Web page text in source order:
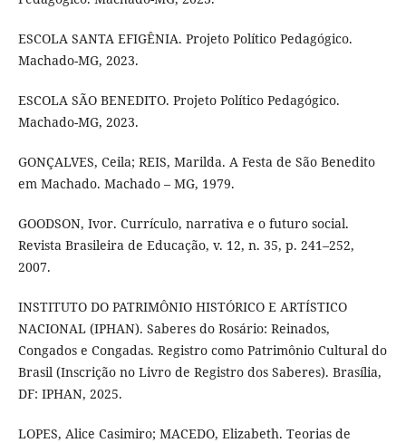
ESCOLA SANTA EFIGÊNIA. Projeto Político Pedagógico.
Machado-MG, 2023.
ESCOLA SÃO BENEDITO. Projeto Político Pedagógico.
Machado-MG, 2023.
GONÇALVES, Ceila; REIS, Marilda. A Festa de São Benedito
em Machado. Machado – MG, 1979.
GOODSON, Ivor. Currículo, narrativa e o futuro social.
Revista Brasileira de Educação, v. 12, n. 35, p. 241–252,
2007.
INSTITUTO DO PATRIMÔNIO HISTÓRICO E ARTÍSTICO
NACIONAL (IPHAN). Saberes do Rosário: Reinados,
Congados e Congadas. Registro como Patrimônio Cultural do
Brasil (Inscrição no Livro de Registro dos Saberes). Brasília,
DF: IPHAN, 2025.
LOPES, Alice Casimiro; MACEDO, Elizabeth. Teorias de